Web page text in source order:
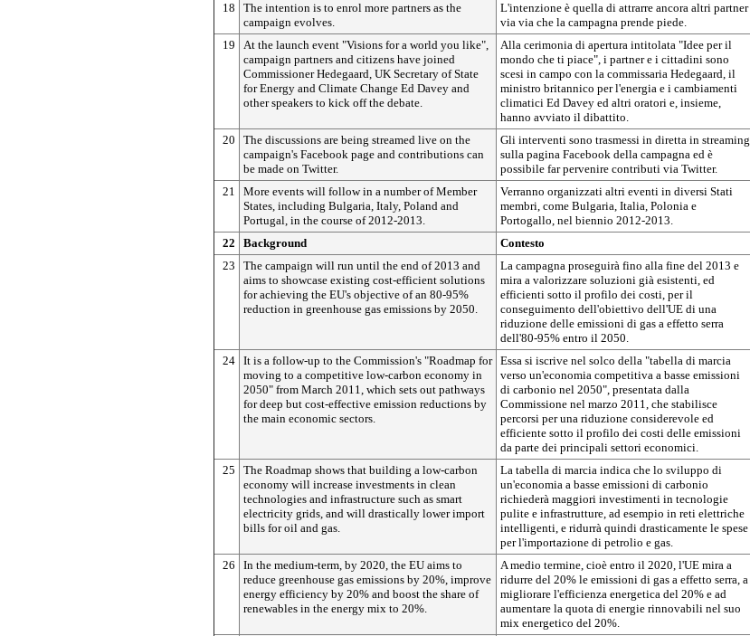
18
The intention is to enrol more partners as the
campaign evolves.
L'intenzione è quella di attrarre ancora altri partner
via via che la campagna prende piede.
19
At the launch event "Visions for a world you like",
campaign partners and citizens have joined
Commissioner Hedegaard, UK Secretary of State
for Energy and Climate Change Ed Davey and
other speakers to kick off the debate.
Alla cerimonia di apertura intitolata "Idee per il
mondo che ti piace", i partner e i cittadini sono
scesi in campo con la commissaria Hedegaard, il
ministro britannico per l'energia e i cambiamenti
climatici Ed Davey ed altri oratori e, insieme,
hanno avviato il dibattito.
20
The discussions are being streamed live on the
campaign's Facebook page and contributions can
be made on Twitter.
Gli interventi sono trasmessi in diretta in streaming
sulla pagina Facebook della campagna ed è
possibile far pervenire contributi via Twitter.
21
More events will follow in a number of Member
States, including Bulgaria, Italy, Poland and
Portugal, in the course of 2012-2013.
Verranno organizzati altri eventi in diversi Stati
membri, come Bulgaria, Italia, Polonia e
Portogallo, nel biennio 2012-2013.
22
Background
Contesto
23
The campaign will run until the end of 2013 and
aims to showcase existing cost-efficient solutions
for achieving the EU's objective of an 80-95%
reduction in greenhouse gas emissions by 2050.
La campagna proseguirà fino alla fine del 2013 e
mira a valorizzare soluzioni già esistenti, ed
efficienti sotto il profilo dei costi, per il
conseguimento dell'obiettivo dell'UE di una
riduzione delle emissioni di gas a effetto serra
dell'80-95% entro il 2050.
24 It is a follow-up to the Commission's "Roadmap for
moving to a competitive low-carbon economy in
2050" from March 2011, which sets out pathways
for deep but cost-effective emission reductions by
the main economic sectors.
Essa si iscrive nel solco della "tabella di marcia
verso un'economia competitiva a basse emissioni
di carbonio nel 2050", presentata dalla
Commissione nel marzo 2011, che stabilisce
percorsi per una riduzione considerevole ed
efficiente sotto il profilo dei costi delle emissioni
da parte dei principali settori economici.
25
The Roadmap shows that building a low-carbon
economy will increase investments in clean
technologies and infrastructure such as smart
electricity grids, and will drastically lower import
bills for oil and gas.
La tabella di marcia indica che lo sviluppo di
un'economia a basse emissioni di carbonio
richiederà maggiori investimenti in tecnologie
pulite e infrastrutture, ad esempio in reti elettriche
intelligenti, e ridurrà quindi drasticamente le spese
per l'importazione di petrolio e gas.
26
In the medium-term, by 2020, the EU aims to
reduce greenhouse gas emissions by 20%, improve
energy efficiency by 20% and boost the share of
renewables in the energy mix to 20%.
A medio termine, cioè entro il 2020, l'UE mira a
ridurre del 20% le emissioni di gas a effetto serra, a
migliorare l'efficienza energetica del 20% e ad
aumentare la quota di energie rinnovabili nel suo
mix energetico del 20%.